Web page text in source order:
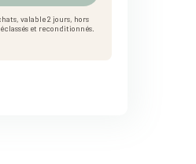
valable 2 jours, hors
et reconditionnés.